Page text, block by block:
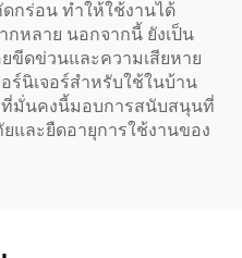
กร่อน ทำให้ใช้งานได้
หลาย นอกจากนี้ ยังเป็น
ขีดข่วนและความเสียหาย
ร์นิเจอร์สำหรับใช้ในบ้าน
มั่นคงนี้มอบการสนับสนุนที่
และยืดอายุการใช้งานของ